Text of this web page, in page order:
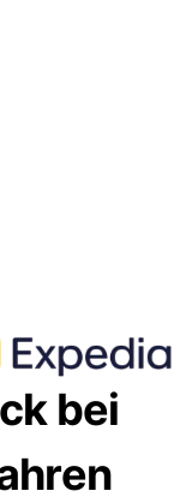
bei